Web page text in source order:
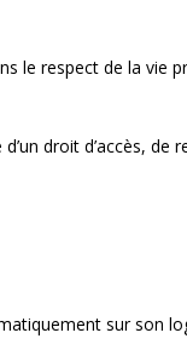
le respect de la
droit d’accès,
sur son